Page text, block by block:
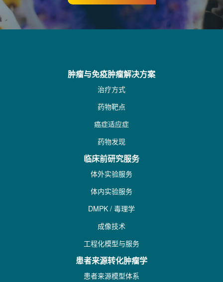
肿瘤与免疫肿瘤解决方案
治疗方式
药物靶点
癌症适应症
药物发现
临床前研究服务
体外实验服务
体内实验服务
DMPK / 毒理学
成像技术
工程化模型与服务
患者来源转化肿瘤学
患者来源模型体系